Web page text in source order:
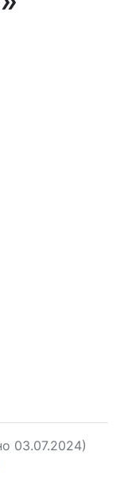
03.07.2024)